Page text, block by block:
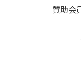
賛助会